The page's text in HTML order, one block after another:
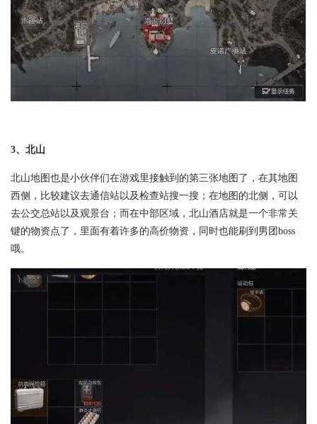
3、北山
北山地图也是小伙伴们在游戏里接触到的第三张地图了，在其地图
西侧，比较建议去通信站以及检查站搜一搜；在地图的北侧，可以
去公交总站以及观景台；而在中部区域，北山酒店就是一个非常关
键的物资点了，里面有着许多的高价物资，同时也能刷到男团boss
哦。